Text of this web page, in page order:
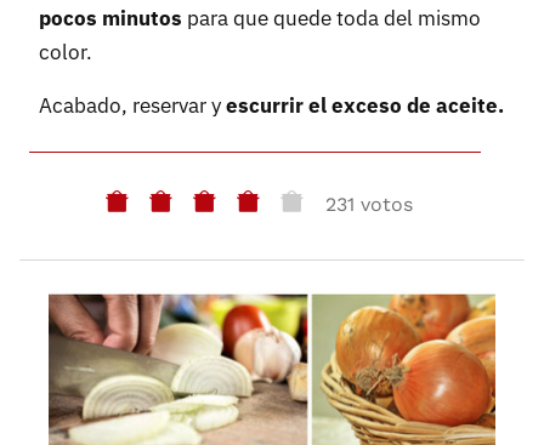
pocos minutos para que quede toda del mismo
color.
Acabado, reservar yescurrir el exceso de aceite.
231 votos